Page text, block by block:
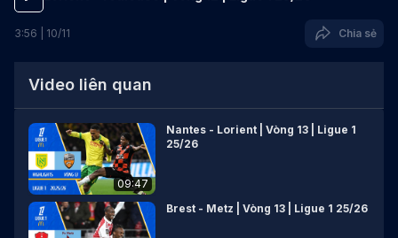
3:56 10/11 Chia sẻ
Video liên quan
09:47
Nantes - Lorient | Vòng 13 | Ligue 1
25/26
Brest - Metz | Vòng 13 | Ligue 1 25/26